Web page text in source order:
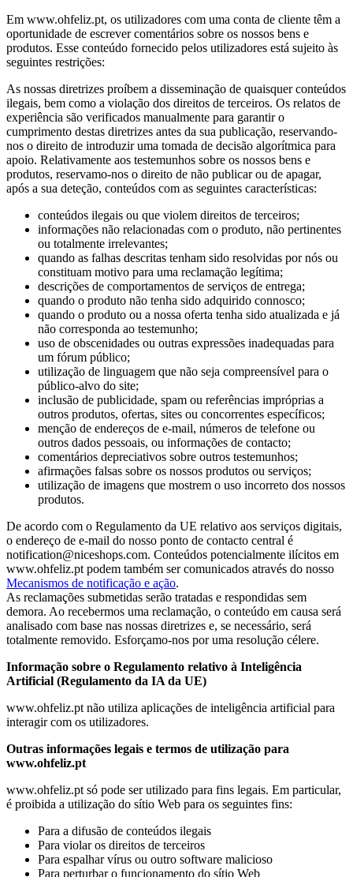
Em www.ohfeliz.pt, os utilizadores com uma conta de cliente têm a
oportunidade de escrever comentários sobre os nossos bens e
produtos. Esse conteúdo fornecido pelos utilizadores está sujeito às
seguintes restrições:
As nossas diretrizes proíbem a disseminação de quaisquer conteúdos
ilegais, bem como a violação dos direitos de terceiros. Os relatos de
experiência são verificados manualmente para garantir o
cumprimento destas diretrizes antes da sua publicação, reservando-
nos o direito de introduzir uma tomada de decisão algorítmica para
apoio. Relativamente aos testemunhos sobre os nossos bens e
produtos, reservamo-nos o direito de não publicar ou de apagar,
após a sua deteção, conteúdos com as seguintes características:
conteúdos ilegais ou que violem direitos de terceiros;
informações não relacionadas com o produto, não pertinentes
ou totalmente irrelevantes;
quando as falhas descritas tenham sido resolvidas por nós ou
constituam motivo para uma reclamação legítima;
descrições de comportamentos de serviços de entrega;
quando o produto não tenha sido adquirido connosco;
quando o produto ou a nossa oferta tenha sido atualizada e já
não corresponda ao testemunho;
uso de obscenidades ou outras expressões inadequadas para
um fórum público;
utilização de linguagem que não seja compreensível para o
público-alvo do site;
inclusão de publicidade, spam ou referências impróprias a
outros produtos, ofertas, sites ou concorrentes específicos;
menção de endereços de e-mail, números de telefone ou
outros dados pessoais, ou informações de contacto;
comentários depreciativos sobre outros testemunhos;
afirmações falsas sobre os nossos produtos ou serviços;
utilização de imagens que mostrem o uso incorreto dos nossos
produtos.
De acordo com o Regulamento da UE relativo aos serviços digitais,
o endereço de e-mail do nosso ponto de contacto central é
notification@niceshops.com. Conteúdos potencialmente ilícitos em
www.ohfeliz.pt podem também ser comunicados através do nosso
Mecanismos de notificação e ação.
As reclamações submetidas serão tratadas e respondidas sem
demora. Ao recebermos uma reclamação, o conteúdo em causa será
analisado com base nas nossas diretrizes e, se necessário, será
totalmente removido. Esforçamo-nos por uma resolução célere.
Informação sobre o Regulamento relativo à Inteligência
Artificial (Regulamento da IA da UE)
www.ohfeliz.pt não utiliza aplicações de inteligência artificial para
interagir com os utilizadores.
Outras informações legais e termos de utilização para
www.ohfeliz.pt
www.ohfeliz.pt só pode ser utilizado para fins legais. Em particular,
é proibida a utilização do sítio Web para os seguintes fins:
Para a difusão de conteúdos ilegais
Para violar os direitos de terceiros
Para espalhar vírus ou outro software malicioso
Para perturbar o funcionamento do sítio Web